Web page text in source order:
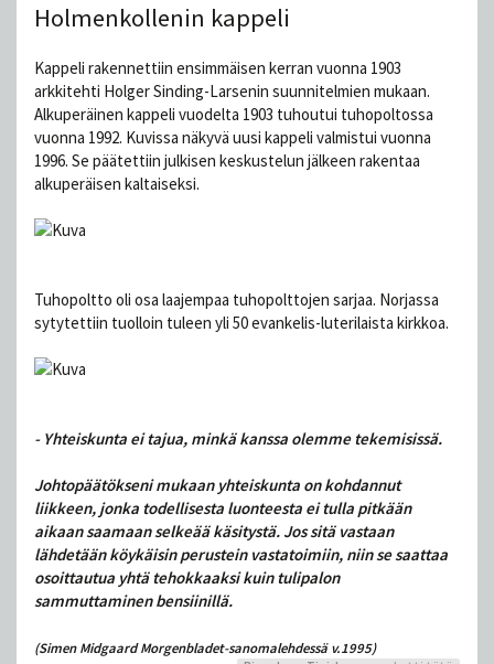
Holmenkollenin kappeli
Kappeli rakennettiin ensimmäisen kerran vuonna 1903
arkkitehti Holger Sinding-Larsenin suunnitelmien mukaan.
Alkuperäinen kappeli vuodelta 1903 tuhoutui tuhopoltossa
vuonna 1992. Kuvissa näkyvä uusi kappeli valmistui vuonna
1996. Se päätettiin julkisen keskustelun jälkeen rakentaa
alkuperäisen kaltaiseksi.
Tuhopoltto oli osa laajempaa tuhopolttojen sarjaa. Norjassa
sytytettiin tuolloin tuleen yli 50 evankelis-luterilaista kirkkoa.
- Yhteiskunta ei tajua, minkä kanssa olemme tekemisissä.
Johtopäätökseni mukaan yhteiskunta on kohdannut
liikkeen, jonka todellisesta luonteesta ei tulla pitkään
aikaan saamaan selkeää käsitystä. Jos sitä vastaan
lähdetään köykäisin perustein vastatoimiin, niin se saattaa
osoittautua yhtä tehokkaaksi kuin tulipalon
sammuttaminen bensiinillä.
(Simen Midgaard Morgenbladet-sanomalehdessä v.1995)